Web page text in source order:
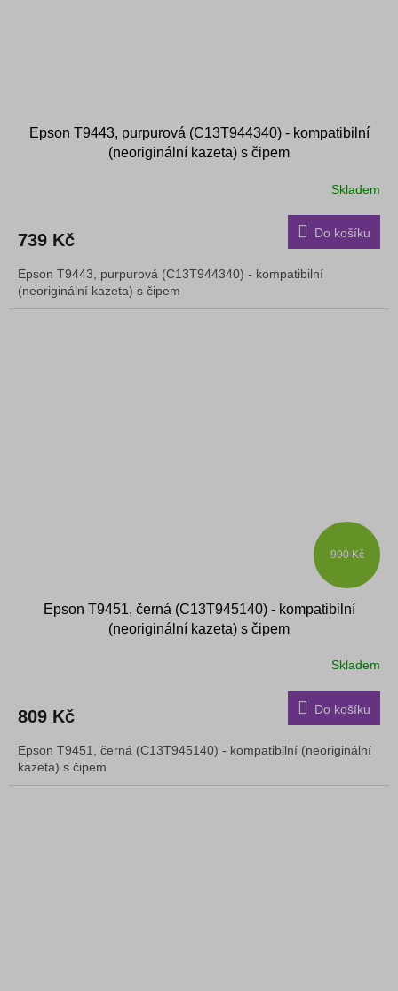
Epson T9443, purpurová (C13T944340) - kompatibilní
(neoriginální kazeta) s čipem
Skladem
739 Kč Do košíku
Epson T9443, purpurová (C13T944340) - kompatibilní
(neoriginální kazeta) s čipem
990 Kč
Epson T9451, černá (C13T945140) - kompatibilní
(neoriginální kazeta) s čipem
Skladem
809 Kč Do košíku
Epson T9451, černá (C13T945140) - kompatibilní (neoriginální
kazeta) s čipem